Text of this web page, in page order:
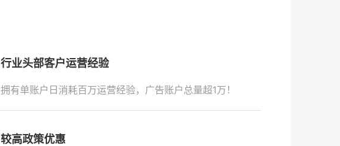
行业头部客户运营经验
拥有单账户日消耗百万运营经验，广告账户总量超1万！
较高政策优惠